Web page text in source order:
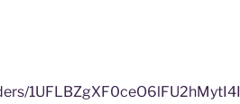
1UFLBZgXF0ceO6lFU2hMytI4I